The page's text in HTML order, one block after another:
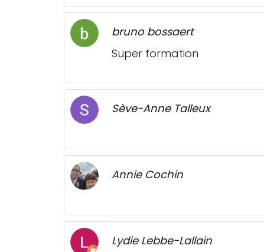
bruno bossaert
Super formation
Sève-Anne Talleux
Annie Cochin
Lydie Lebbe-Lallain